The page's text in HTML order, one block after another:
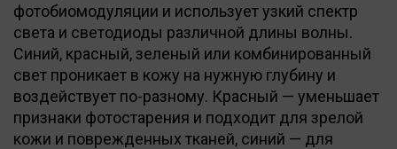
фотобиомодуляции и использует узкий спектр
света и светодиоды различной длины волны.
Синий, красный, зеленый или комбинированный
свет проникает в кожу на нужную глубину и
воздействует по-разному. Красный — уменьшает
признаки фотостарения и подходит для зрелой
кожи и поврежденных тканей, синий — для